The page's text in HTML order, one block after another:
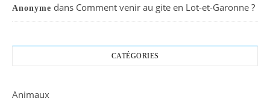
Anonyme dans Comment venir au gite en Lot-et-Garonne ?
CATÉGORIES
Animaux